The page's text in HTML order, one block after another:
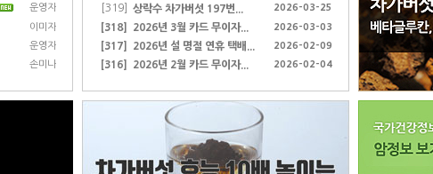
운영자
이미자
운영자
손미나
[319] 상락수 차가버섯 197번... 2026-03-25
[318] 2026년 3월 카드 무이자... 2026-03-03
[317] 2026년 설 명절 연휴 택배... 2026-02-09
[316] 2026년 2월 카드 무이자... 2026-02-04